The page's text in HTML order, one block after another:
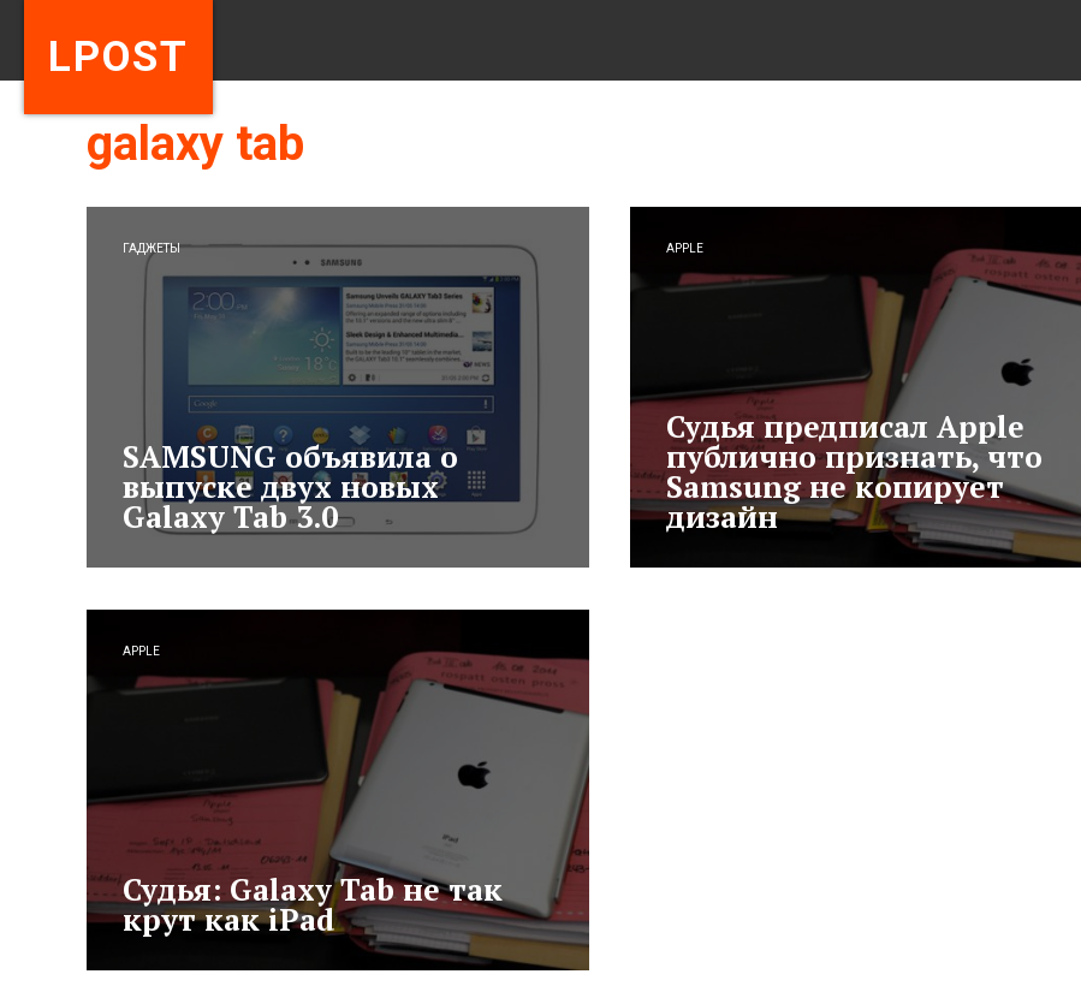
LPOST
galaxy tab
ГАДЖЕТЫ
SAMSUNG объявила о
выпуске двух новых
Galaxy Tab 3.0
APPLE
Судья предписал Apple
публично признать, что
Samsung не копирует
дизайн
APPLE
Судья: Galaxy Tab не так
крут как iPad